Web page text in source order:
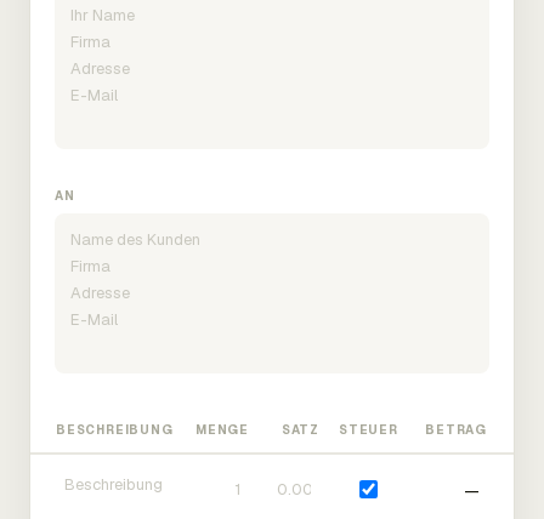
AN
BESCHREIBUNG MENGE SATZ STEUER BETRAG
—